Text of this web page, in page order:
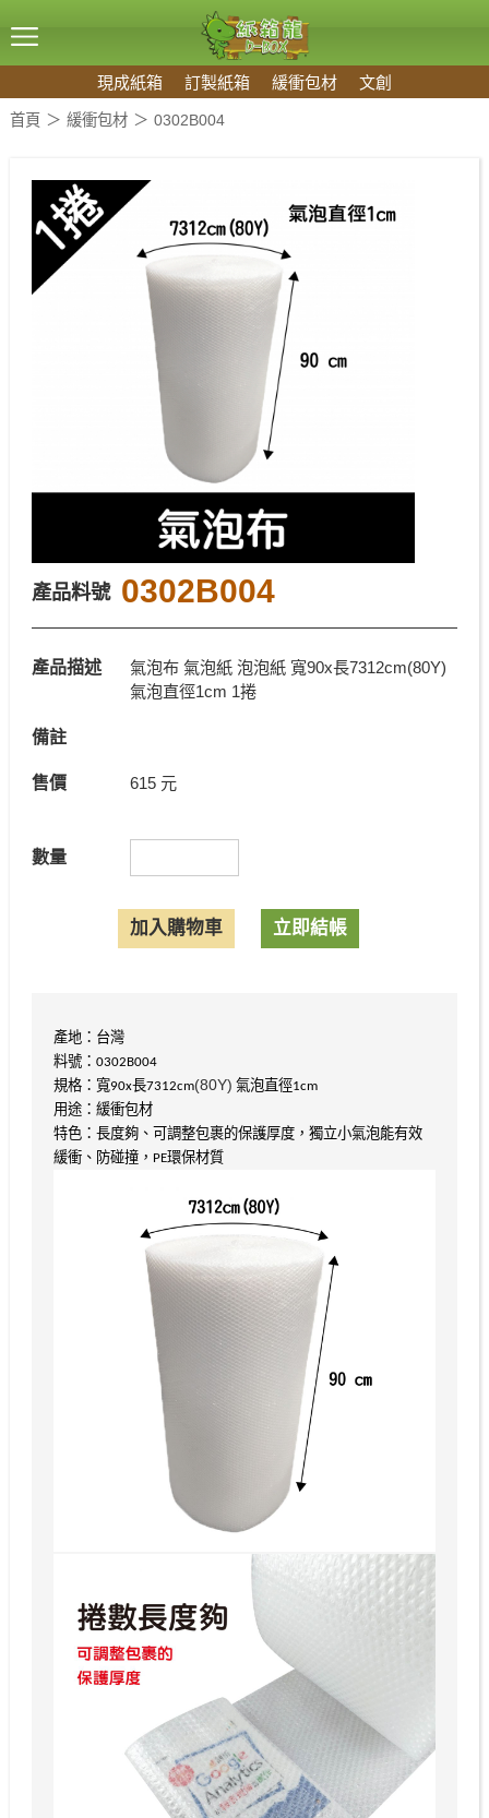
現成紙箱 訂製紙箱 緩衝包材 文創
首頁 緩衝包材 0302B004
產品料號 0302B004
產品描述
氣泡布 氣泡紙 泡泡紙 寬90x長7312cm(80Y)
氣泡直徑1cm 1捲
備註
售價 615 元
數量
產地：台灣
料號：0302B004
規格：寬90x長7312cm(80Y) 氣泡直徑1cm
用途：緩衝包材
特色：長度夠、可調整包裹的保護厚度，獨立小氣泡能有效
緩衝、防碰撞，PE環保材質